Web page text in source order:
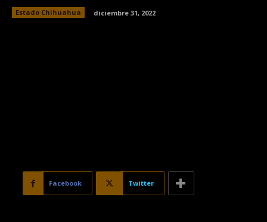
Estado Chihuahua diciembre 31, 2022
Facebook Twitter